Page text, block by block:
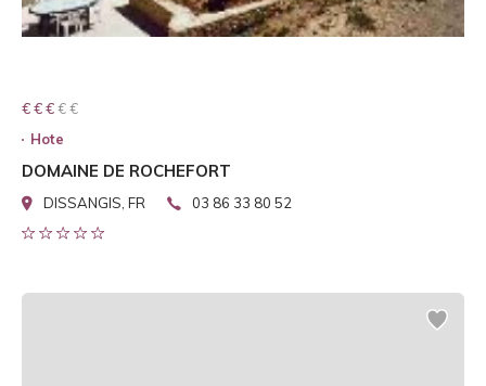
€ € € € €
€ € €
Hote
DOMAINE DE ROCHEFORT
DISSANGIS, FR 03 86 33 80 52